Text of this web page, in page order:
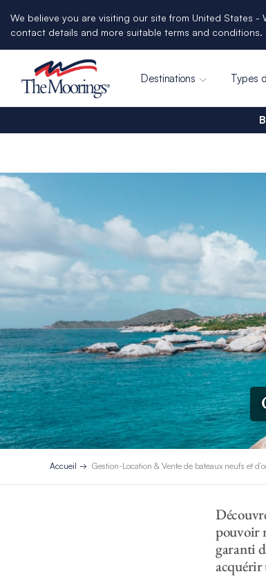
We believe you are visiting our site from United States
contact details and more suitable terms and conditions.
Destinations Types
Accueil Gestion-Location & Vente de bateaux neufs et
pouvoir
garanti
acquérir